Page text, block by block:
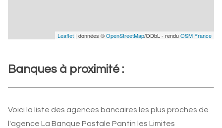
Leaflet | données ©OpenStreetMap/ODbL - renduOSM France
Banques à proximité :
Voici la liste des agences bancaires les plus proches de
l'agence La Banque Postale Pantin les Limites